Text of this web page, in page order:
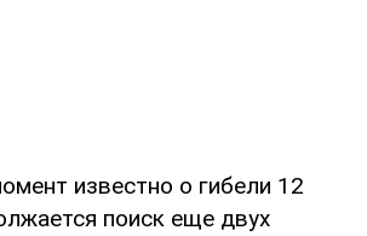
известно о гибели 12
поиск еще двух